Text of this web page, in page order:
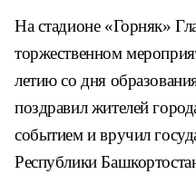
На стадионе «Горняк»
торжественном
летию со дня
поздравил жителей
событием и вручил
Республики